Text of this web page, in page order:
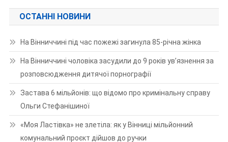
ОСТАННІ НОВИНИ
На Вінниччині під час пожежі загинула 85-річна жінка
На Вінниччині чоловіка засудили до 9 років ув’язнення за
розповсюдження дитячої порнографії
Застава 6 мільйонів: що відомо про кримінальну справу
Ольги Стефанішиної
«Моя Ластівка» не злетіла: як у Вінниці мільйонний
комунальний проєкт дійшов до ручки